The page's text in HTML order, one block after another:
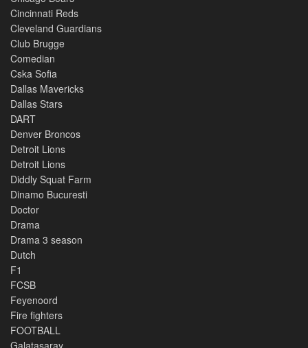
Cincinnati Reds
Cleveland Guardians
Club Brugge
Comedian
Cska Sofia
Dallas Mavericks
Dallas Stars
DART
Denver Broncos
Detroit Lions
Detroit Lions
Diddly Squat Farm
Dinamo Bucuresti
Doctor
Drama
Drama 3 season
Dutch
F1
FCSB
Feyenoord
Fire fighters
FOOTBALL